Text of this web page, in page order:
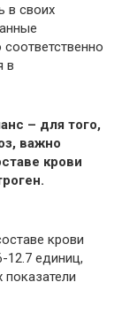
в своих
в
– для того,
важно
крови
крови
12.7 единиц,